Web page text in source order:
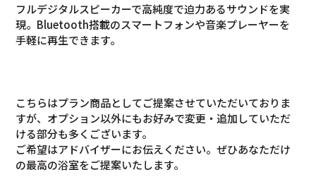
フルデジタルスピーカーで高純度で迫力あるサウンドを実
現。Bluetooth搭載のスマートフォンや音楽プレーヤーを
手軽に再生できます。
こちらはプラン商品としてご提案させていただいておりま
すが、オプション以外にもお好みで変更・追加していただ
ける部分も多くございます。
ご希望はアドバイザーにお伝えください。ぜひあなただけ
の最高の浴室をご提案いたします。